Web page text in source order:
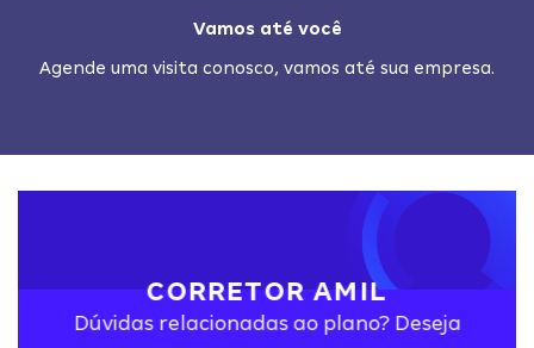
Vamos até você
Agende uma visita conosco, vamos até sua empresa.
CORRETOR AMIL
Dúvidas relacionadas ao plano? Deseja